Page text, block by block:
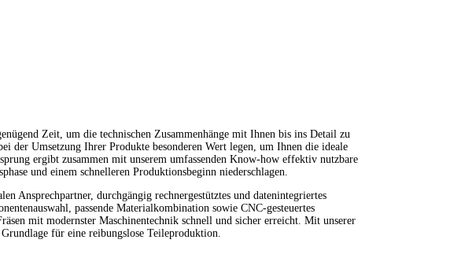
Zeit, um die technischen Zusammenhänge mit Ihnen bis ins Detail zu
der Umsetzung Ihrer Produkte besonderen Wert legen, um Ihnen die ideale
ergibt zusammen mit unserem umfassenden Know-how effektiv nutzbare
und einem schnelleren Produktionsbeginn niederschlagen.
Ansprechpartner, durchgängig rechnergestütztes und datenintegriertes
passende Materialkombination sowie CNC-gesteuertes
mit modernster Maschinentechnik schnell und sicher erreicht. Mit unserer
für eine reibungslose Teileproduktion.